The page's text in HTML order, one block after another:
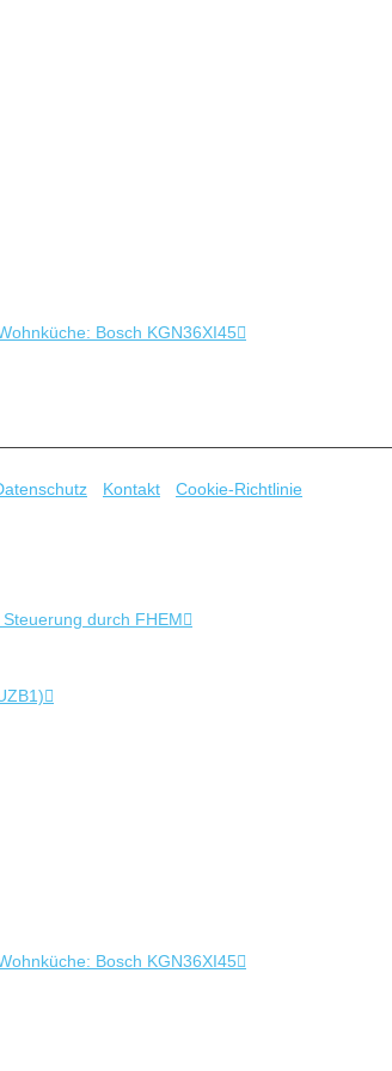
Bosch KGN36XI45
durch FHEM
Bosch KGN36XI45
PIR (= Passive Infrared Sensor) lässt sich
(Potis) kann man außerdem die
Kontakt
Cookie-Richtlinie